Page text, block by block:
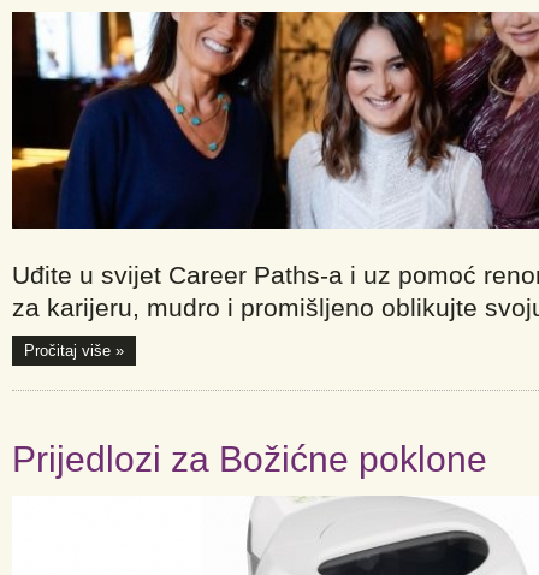
Uđite u svijet Career Paths-a i uz pomoć
za karijeru, mudro i promišljeno oblikujte
Pročitaj više »
Prijedlozi za Božićne poklone